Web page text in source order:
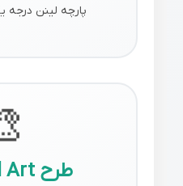
پارچه لینن درجه
طرح Tropical Art